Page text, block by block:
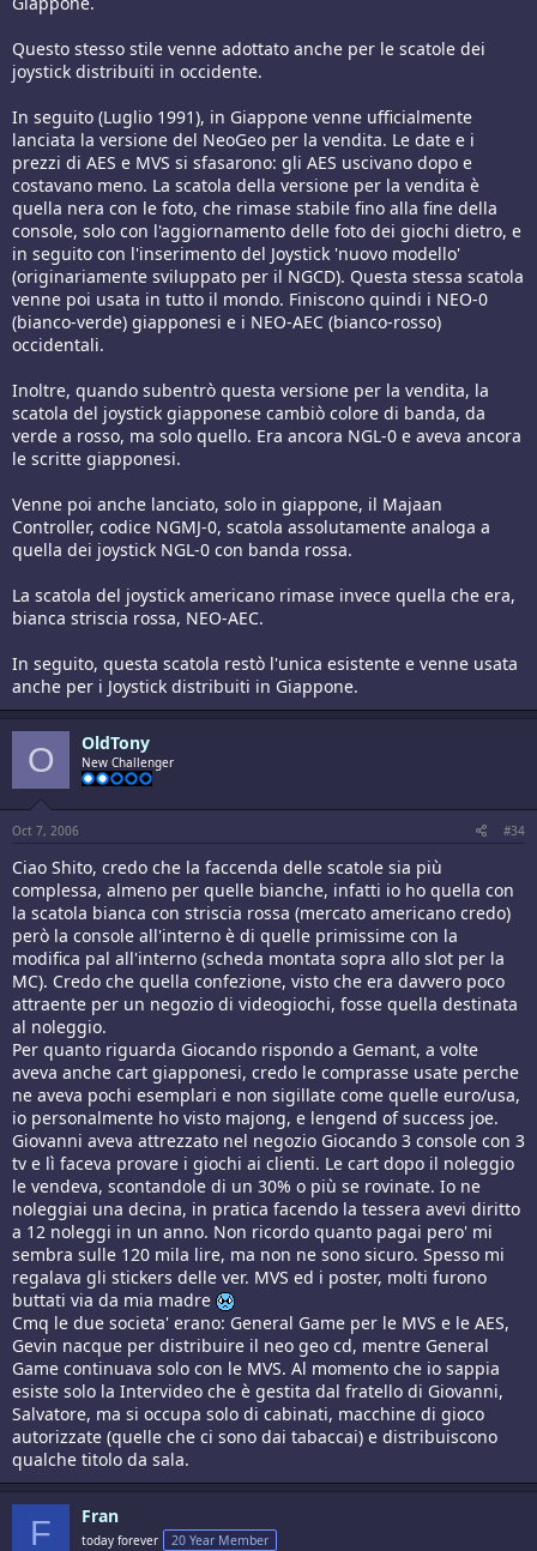
Questo stesso stile venne adottato anche per le scatole dei
joystick distribuiti in occidente.
In seguito (Luglio 1991), in Giappone venne ufficialmente
lanciata la versione del NeoGeo per la vendita. Le date e i
prezzi di AES e MVS si sfasarono: gli AES uscivano dopo e
costavano meno. La scatola della versione per la vendita è
quella nera con le foto, che rimase stabile fino alla fine della
console, solo con l'aggiornamento delle foto dei giochi dietro, e
in seguito con l'inserimento del Joystick 'nuovo modello'
(originariamente sviluppato per il NGCD). Questa stessa scatola
venne poi usata in tutto il mondo. Finiscono quindi i NEO-0
(bianco-verde) giapponesi e i NEO-AEC (bianco-rosso)
occidentali.
Inoltre, quando subentrò questa versione per la vendita, la
scatola del joystick giapponese cambiò colore di banda, da
verde a rosso, ma solo quello. Era ancora NGL-0 e aveva ancora
le scritte giapponesi.
Venne poi anche lanciato, solo in giappone, il Majaan
Controller, codice NGMJ-0, scatola assolutamente analoga a
quella dei joystick NGL-0 con banda rossa.
La scatola del joystick americano rimase invece quella che era,
bianca striscia rossa, NEO-AEC.
In seguito, questa scatola restò l'unica esistente e venne usata
anche per i Joystick distribuiti in Giappone.
O OldTony
New Challenger
Oct 7, 2006 #34
Ciao Shito, credo che la faccenda delle scatole sia più
complessa, almeno per quelle bianche, infatti io ho quella con
la scatola bianca con striscia rossa (mercato americano credo)
però la console all'interno è di quelle primissime con la
modifica pal all'interno (scheda montata sopra allo slot per la
MC). Credo che quella confezione, visto che era davvero poco
attraente per un negozio di videogiochi, fosse quella destinata
al noleggio.
Per quanto riguarda Giocando rispondo a Gemant, a volte
aveva anche cart giapponesi, credo le comprasse usate perche
ne aveva pochi esemplari e non sigillate come quelle euro/usa,
io personalmente ho visto majong, e lengend of success joe.
Giovanni aveva attrezzato nel negozio Giocando 3 console con 3
tv e lì faceva provare i giochi ai clienti. Le cart dopo il noleggio
le vendeva, scontandole di un 30% o più se rovinate. Io ne
noleggiai una decina, in pratica facendo la tessera avevi diritto
a 12 noleggi in un anno. Non ricordo quanto pagai pero' mi
sembra sulle 120 mila lire, ma non ne sono sicuro. Spesso mi
regalava gli stickers delle ver. MVS ed i poster, molti furono
buttati via da mia madre
Cmq le due societa' erano: General Game per le MVS e le AES,
Gevin nacque per distribuire il neo geo cd, mentre General
Game continuava solo con le MVS. Al momento che io sappia
esiste solo la Intervideo che è gestita dal fratello di Giovanni,
Salvatore, ma si occupa solo di cabinati, macchine di gioco
autorizzate (quelle che ci sono dai tabaccai) e distribuiscono
qualche titolo da sala.
F Fran
today forever 20 Year Member